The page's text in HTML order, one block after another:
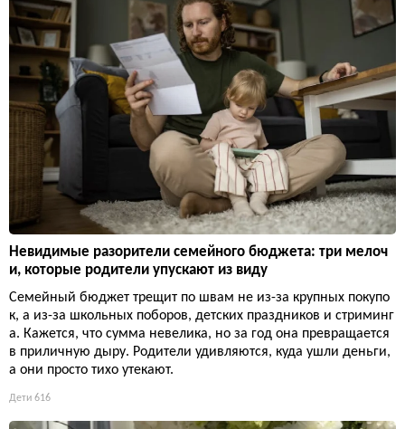
Невидимые разорители семейного бюджета: три мелоч
и, которые родители упускают из виду
Семейный бюджет трещит по швам не из-за крупных покупо
к, а из-за школьных поборов, детских праздников и стриминг
а. Кажется, что сумма невелика, но за год она превращается
в приличную дыру. Родители удивляются, куда ушли деньги,
а они просто тихо утекают.
Дети 616